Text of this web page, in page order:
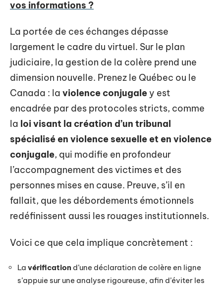
vos informations ?
La portée de ces échanges dépasse
largement le cadre du virtuel. Sur le plan
judiciaire, la gestion de la colère prend une
dimension nouvelle. Prenez le Québec ou le
Canada : la violence conjugale y est
encadrée par des protocoles stricts, comme
la loi visant la création d’un tribunal
spécialisé en violence sexuelle et en violence
conjugale, qui modifie en profondeur
l’accompagnement des victimes et des
personnes mises en cause. Preuve, s’il en
fallait, que les débordements émotionnels
redéfinissent aussi les rouages institutionnels.
Voici ce que cela implique concrètement :
La vérification d’une déclaration de colère en ligne
s’appuie sur une analyse rigoureuse, afin d’éviter les